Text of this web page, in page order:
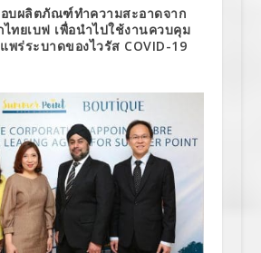
อบผลิตภัณฑ์ทำความสะอาดจาก
ทยเบฟ เพื่อนำไปใช้งานควบคุม
พร่ระบาดของไวรัส COVID-19